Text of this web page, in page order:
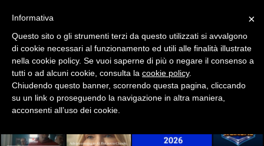
MOBILE
PROMOZIONI
×
Informativa
Questo sito o gli strumenti terzi da questo utilizzati si avvalgono
di cookie necessari al funzionamento ed utili alle finalità illustrate
nella cookie policy. Se vuoi saperne di più o negare il consenso a
tutti o ad alcuni cookie, consulta la cookie policy.
Chiudendo questo banner, scorrendo questa pagina, cliccando
su un link o proseguendo la navigazione in altra maniera,
acconsenti all’uso dei cookie.